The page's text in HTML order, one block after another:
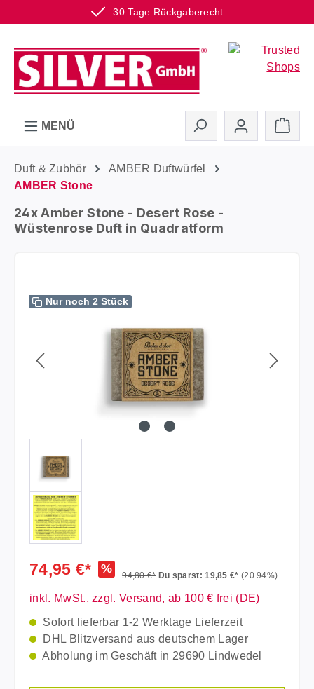
30 Tage Rückgaberecht
Zum Hauptinhalt springen
MENÜ
Duft & Zubhör
AMBER Duftwürfel
AMBER Stone
24x Amber Stone - Desert Rose -
Wüstenrose Duft in Quadratform
Nur noch 2 Stück
74,95 €* % 94,80 €* Du sparst: 19,85 €* (20.94%)
inkl. MwSt., zzgl. Versand, ab 100 € frei (DE)
Sofort lieferbar 1-2 Werktage Lieferzeit
DHL Blitzversand aus deutschem Lager
Abholung im Geschäft in 29690 Lindwedel